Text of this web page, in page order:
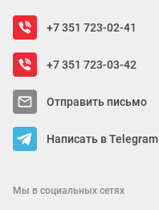
+7 351 723-02-41
+7 351 723-03-42
Отправить письмо
Написать в Telegram
Мы в социальных сетях